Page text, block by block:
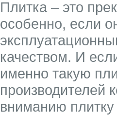
Плитка – это
особенно, если
качеством. И
именно такую
производителей
вниманию